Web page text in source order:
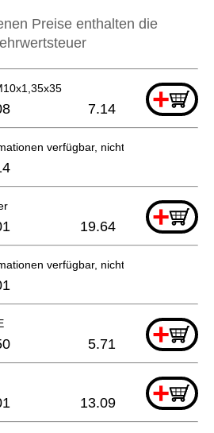
Preise enthalten die
+
7.14
verfügbar, nicht bestellbar
+
19.64
verfügbar, nicht bestellbar
+
5.71
+
13.09